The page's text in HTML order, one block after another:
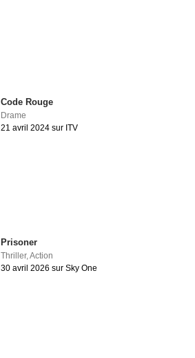
Code Rouge
Drame
21 avril 2024 sur ITV
Prisoner
Thriller,Action
30 avril 2026 sur Sky One